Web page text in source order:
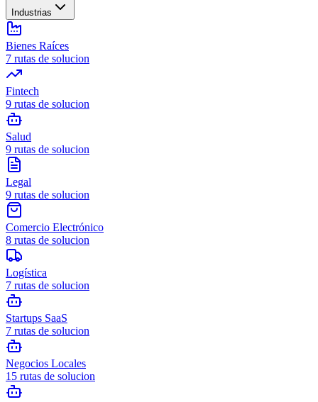
Industrias
Bienes Raíces
7 rutas de solucion
Fintech
9 rutas de solucion
Salud
9 rutas de solucion
Legal
9 rutas de solucion
Comercio Electrónico
8 rutas de solucion
Logística
7 rutas de solucion
Startups SaaS
7 rutas de solucion
Negocios Locales
15 rutas de solucion